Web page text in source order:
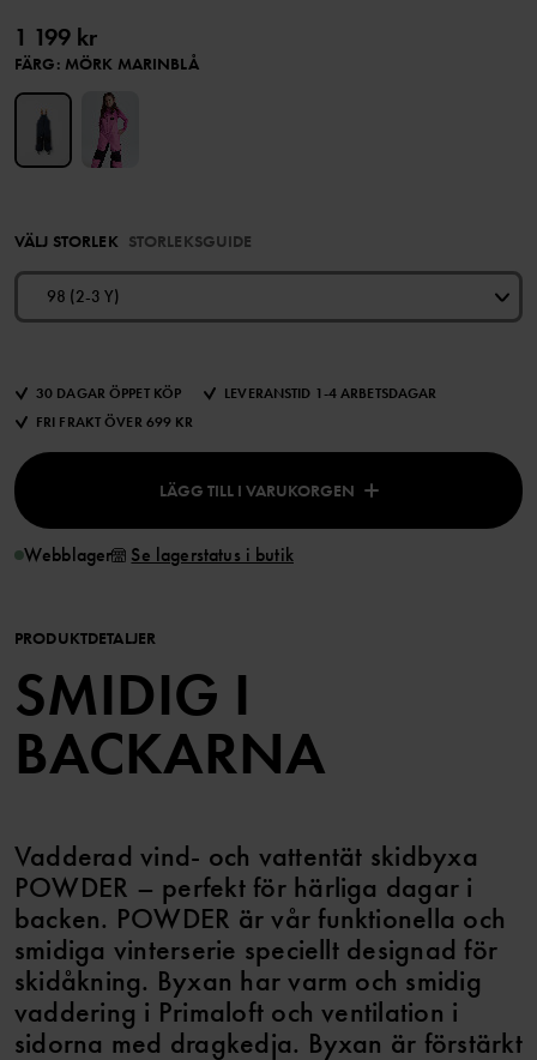
1 199 kr
FÄRG: MÖRK MARINBLÅ
VÄLJ STORLEK STORLEKSGUIDE
98 (2-3 Y)
30 DAGAR ÖPPET KÖP
LEVERANSTID 1-4 ARBETSDAGAR
FRI FRAKT ÖVER 699 KR
LÄGG TILL I VARUKORGEN
Webblager Se lagerstatus i butik
PRODUKTDETALJER
SMIDIG I
BACKARNA
Vadderad vind- och vattentät skidbyxa
POWDER – perfekt för härliga dagar i
backen. POWDER är vår funktionella och
smidiga vinterserie speciellt designad för
skidåkning. Byxan har varm och smidig
vaddering i Primaloft och ventilation i
sidorna med dragkedja. Byxan är förstärkt